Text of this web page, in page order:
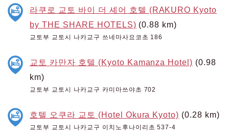
라쿠로 교토 바이 더 셰어 호텔 (RAKURO Kyoto
by THE SHARE HOTELS) (0.88 km)
교토부 교토시 나카교구 쓰네마사요코초 186
교토 카만자 호텔 (Kyoto Kamanza Hotel) (0.98
km)
교토부 교토시 나카교구 카미마쓰야초 702
호텔 오쿠라 교토 (Hotel Okura Kyoto) (0.28 km)
교토부 교토시 나카교구 이치노후나이리초 537-4